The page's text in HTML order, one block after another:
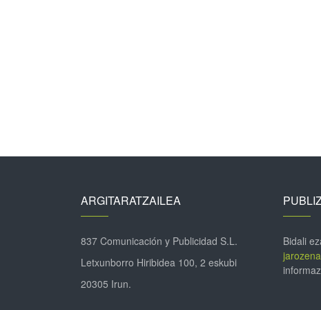
ARGITARATZAILEA
837 Comunicación y Publicidad S.L.
Letxunborro Hiribidea 100, 2 eskubi
20305 Irun.
Bidali